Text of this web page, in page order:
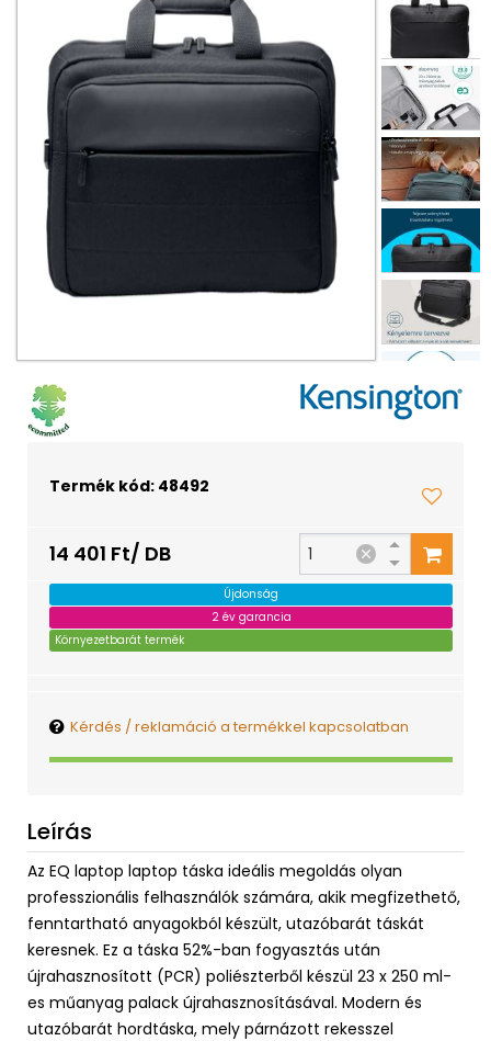
Termék kód: 48492
14 401 Ft/ DB
Újdonság
2 év garancia
Környezetbarát termék
Kérdés / reklamáció a termékkel kapcsolatban
Leírás
Az EQ laptop laptop táska ideális megoldás olyan
professzionális felhasználók számára, akik megfizethető,
fenntartható anyagokból készült, utazóbarát táskát
keresnek. Ez a táska 52%-ban fogyasztás után
újrahasznosított (PCR) poliészterből készül 23 x 250 ml-
es műanyag palack újrahasznosításával. Modern és
utazóbarát hordtáska, mely párnázott rekesszel